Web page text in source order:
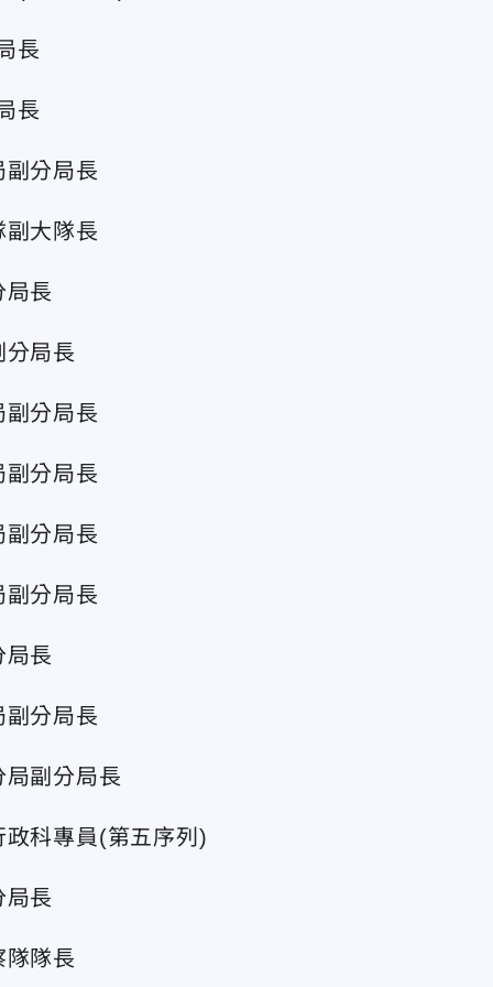
長
長
分局長
大隊長
局長
局長
分局長
分局長
分局長
分局長
局長
分局長
副分局長
科專員(第五序列)
局長
隊長